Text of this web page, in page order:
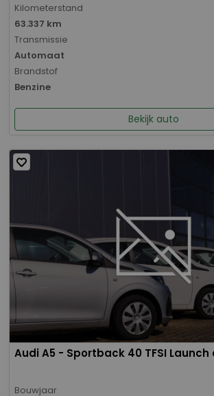
Kilometerstand
63.337 km
Transmissie
Automaat
Brandstof
Benzine
Bekijk auto
Audi A5 - Sportback 40 TFSI
Bouwjaar